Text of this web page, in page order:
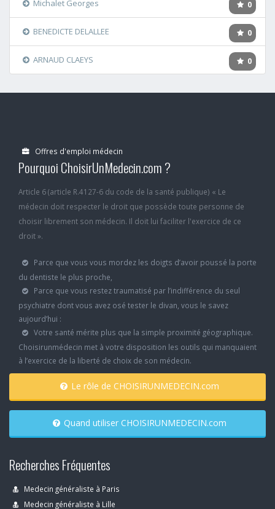
0
Michalet Georges
0
BENEDICTE DELALLEE
0
ARNAUD CLAEYS
Offres d'emploi médecin
Pourquoi ChoisirUnMedecin.com ?
Article 6 (article R.4127-6 du code de la santé publique) « Le
médecin doit respecter le droit que possède toute personne de
choisir librement son médecin. Il doit lui faciliter l'exercice de ce
droit ».
Parce que vous vous mordez les doigts d’avoir poussé la porte
du dentiste le plus proche,
Parce que vous restez traumatisé par l’indifférence du seul
psychiatre dont vous avez osé tester le divan, vous le savez
aujourd’hui :
Votre santé mérite plus que la simple proximité géographique.
Choisirunmédecin met à votre disposition les outils qui manquaient
à l’exercice de la liberté de choix de son médecin.
Le rôle de CHOISIRUNMEDECIN.com
Quand utiliser CHOISIRUNMEDECIN.com
Recherches Fréquentes
Medecin généraliste à Paris
Medecin généraliste à Lille